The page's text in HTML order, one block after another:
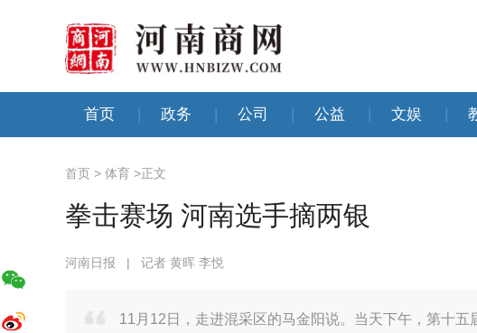
首页 | 政务 | 公司 | 公益 | 文娱 |
首页 > 体育 >正文
拳击赛场 河南选手摘两银
河南日报 | 记者 黄晖 李悦
11月12日，走进混采区的马金阳说。当天下午，第十